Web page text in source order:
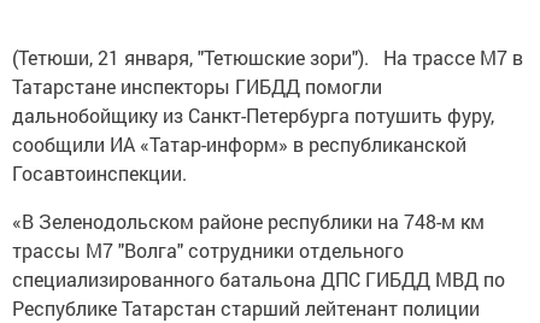
(Тетюши, 21 января, "Тетюшские зори"). На трассе М7 в
Татарстане инспекторы ГИБДД помогли
дальнобойщику из Санкт-Петербурга потушить фуру,
сообщили ИА «Татар-информ» в республиканской
Госавтоинспекции.
«В Зеленодольском районе республики на 748-м км
трассы М7 "Волга" сотрудники отдельного
специализированного батальона ДПС ГИБДД МВД по
Республике Татарстан старший лейтенант полиции